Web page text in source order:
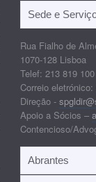
Sede e
Rua Fialho de
1070-128 Lisboa
Telef: 213 819 100
Correio eletrónico:
Direção -
Apoio a Sócios –
Contencioso/
Abrantes